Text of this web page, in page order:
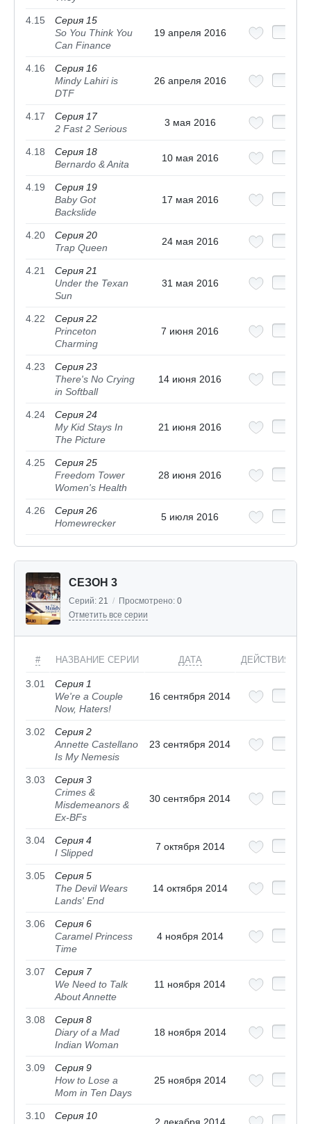
4.15
Серия 15
So You Think You
Can Finance
19 апреля 2016
4.16
Серия 16
Mindy Lahiri is
DTF
26 апреля 2016
4.17
Серия 17
2 Fast 2 Serious
3 мая 2016
4.18
Серия 18
Bernardo & Anita
10 мая 2016
4.19
Серия 19
Baby Got
Backslide
17 мая 2016
4.20
Серия 20
Trap Queen
24 мая 2016
4.21
Серия 21
Under the Texan
Sun
31 мая 2016
4.22
Серия 22
Princeton
Charming
7 июня 2016
4.23
Серия 23
There's No Crying
in Softball
14 июня 2016
4.24
Серия 24
My Kid Stays In
The Picture
21 июня 2016
4.25
Серия 25
Freedom Tower
Women's Health
28 июня 2016
4.26
Серия 26
Homewrecker
5 июля 2016
СЕЗОН 3
Серий: 21 / Просмотрено: 0
Отметить все серии
# НАЗВАНИЕ СЕРИИ ДАТА ДЕЙСТВИЯ
3.01
Серия 1
We're a Couple
Now, Haters!
16 сентября 2014
3.02
Серия 2
Annette Castellano
Is My Nemesis
23 сентября 2014
3.03
Серия 3
Crimes &
Misdemeanors &
Ex-BFs
30 сентября 2014
3.04
Серия 4
I Slipped
7 октября 2014
3.05
Серия 5
The Devil Wears
Lands' End
14 октября 2014
3.06
Серия 6
Caramel Princess
Time
4 ноября 2014
3.07
Серия 7
We Need to Talk
About Annette
11 ноября 2014
3.08
Серия 8
Diary of a Mad
Indian Woman
18 ноября 2014
3.09
Серия 9
How to Lose a
Mom in Ten Days
25 ноября 2014
3.10
Серия 10